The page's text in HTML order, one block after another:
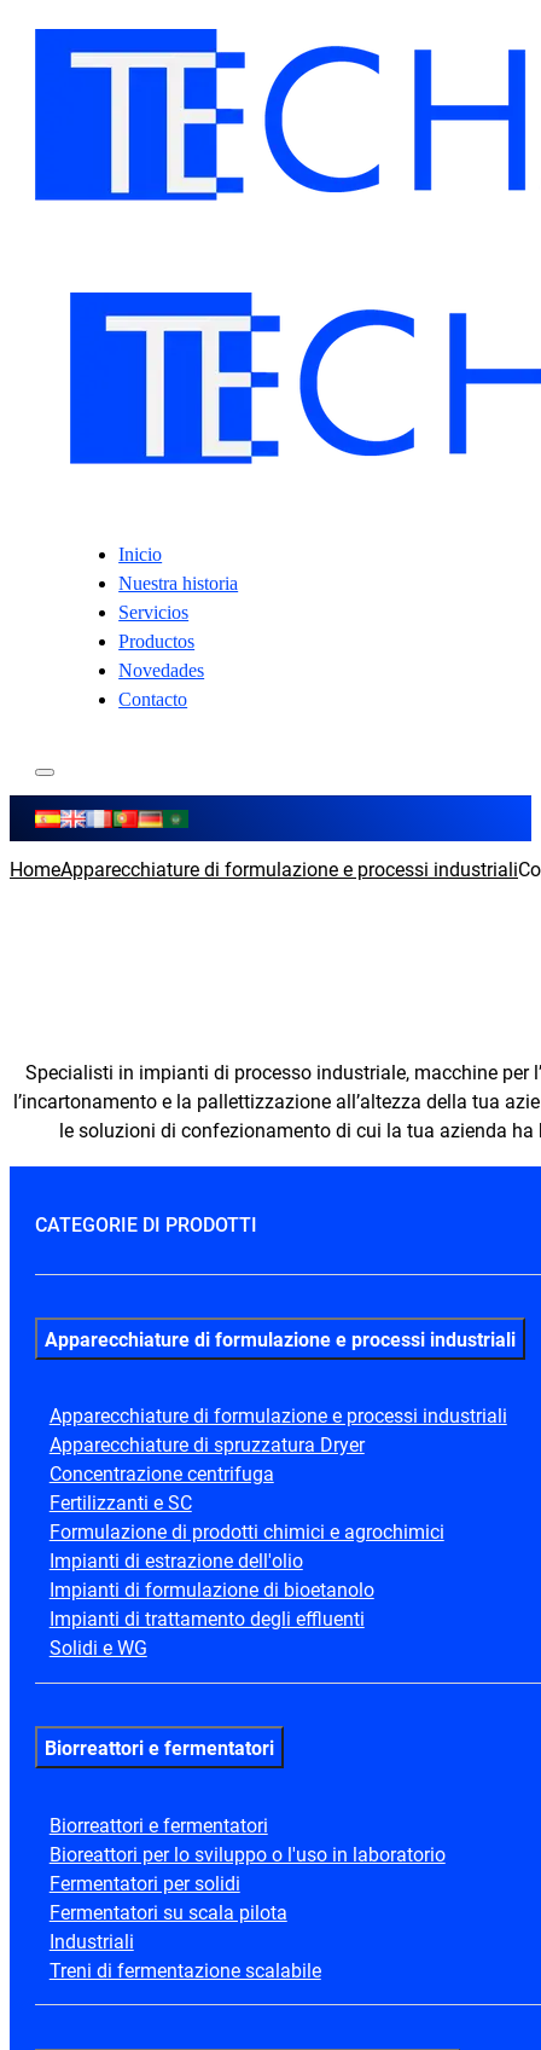
Inicio
Nuestra historia
Servicios
Productos
Novedades
Contacto
HomeApparecchiature di formulazione e processi industriali
Specialisti in impianti di processo industriale, macchine per
l’incartonamento e la pallettizzazione all’altezza della tua
le soluzioni di confezionamento di cui la tua azienda ha
CATEGORIE DI PRODOTTI
Apparecchiature di formulazione e processi industriali
Apparecchiature di formulazione e processi industriali
Apparecchiature di spruzzatura Dryer
Concentrazione centrifuga
Fertilizzanti e SC
Formulazione di prodotti chimici e agrochimici
Impianti di estrazione dell'olio
Impianti di formulazione di bioetanolo
Impianti di trattamento degli effluenti
Solidi e WG
Biorreattori e fermentatori
Biorreattori e fermentatori
Bioreattori per lo sviluppo o l'uso in laboratorio
Fermentatori per solidi
Fermentatori su scala pilota
Industriali
Treni di fermentazione scalabile